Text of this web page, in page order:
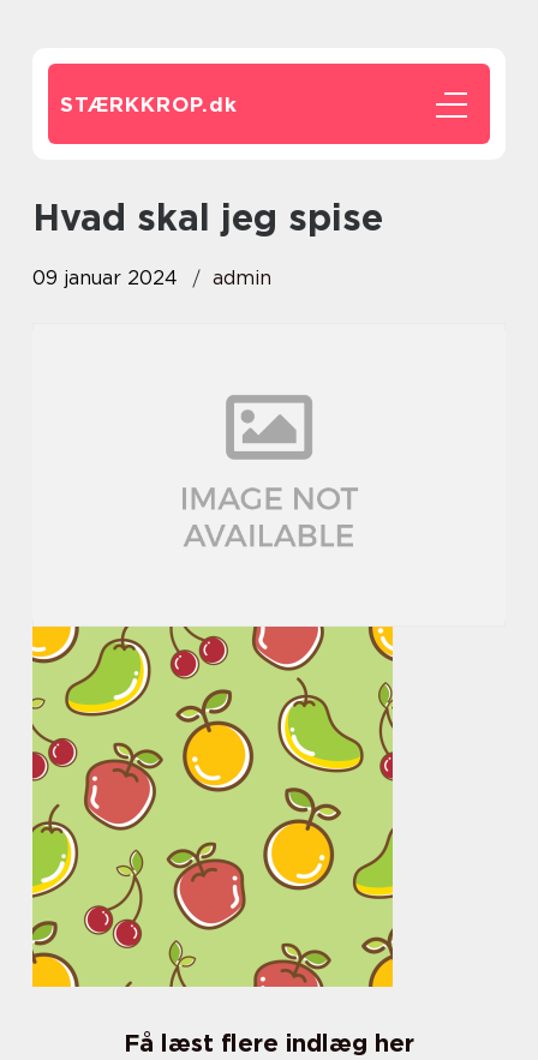
STÆRKKROP.dk
hvad skal jeg spise
09 januar 2024 admin
Få læst flere indlæg her